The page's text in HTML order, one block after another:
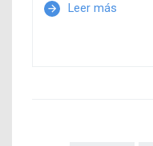
arrow_forward Leer más